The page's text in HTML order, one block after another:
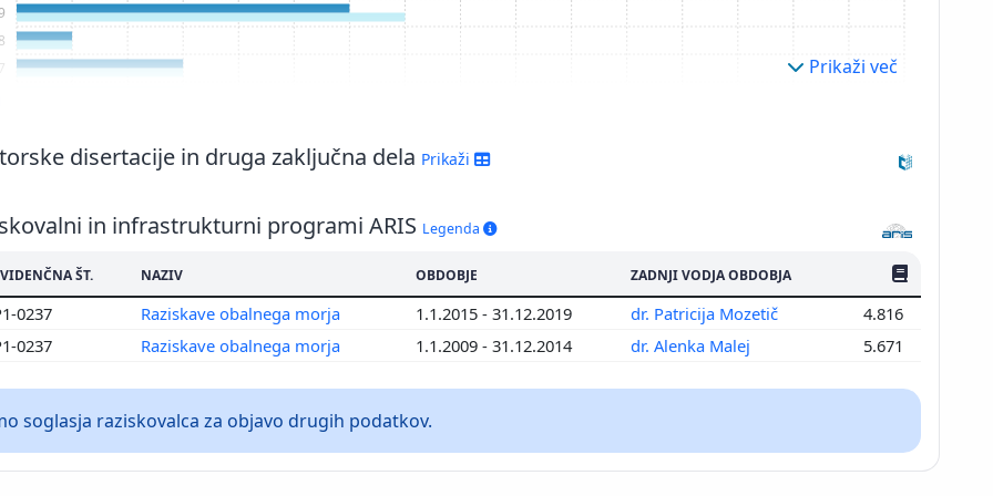
Prikaži več
disertacije in druga zaključna dela Prikaži
in infrastrukturni programi ARIS Legenda
ŠT. NAZIV OBDOBJE ZADNJI VODJA OBDOBJA ŠTEV.
0237 Raziskave obalnega morja 1.1.2015 - 31.12.2019 dr. Patricija Mozetič
4.816
0237 Raziskave obalnega morja 1.1.2009 - 31.12.2014 dr. Alenka Malej 5.671
soglasja raziskovalca za objavo drugih podatkov.